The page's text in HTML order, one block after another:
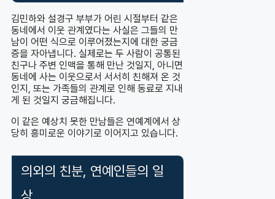
김민하와 설경구 부부가 어린 시절부터 같은
동네에서 이웃 관계였다는 사실은 그들의 만
남이 어떤 식으로 이루어졌는지에 대한 궁금
증을 자아냅니다. 실제로는 두 사람이 공통된
친구나 주변 인맥을 통해 만난 것일지, 아니면
동네에 사는 이웃으로서 서서히 친해져 온 것
인지, 또는 가족들의 관계로 인해 동료로 지내
게 된 것일지 궁금해집니다.
이 같은 예상치 못한 만남들은 연예계에서 상
당히 흥미로운 이야기로 이어지고 있습니다.
의외의 친분, 연예인들의 일
상